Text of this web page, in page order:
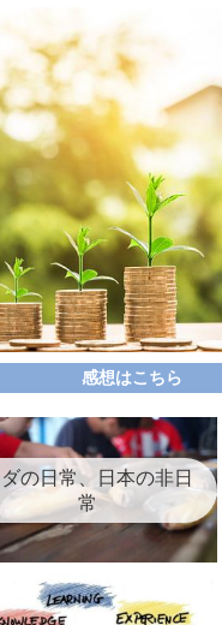
感想はこちら
の日常、日本の非日
常